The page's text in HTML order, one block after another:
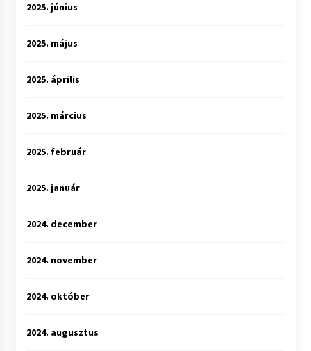
2025. június
2025. május
2025. április
2025. március
2025. február
2025. január
2024. december
2024. november
2024. október
2024. augusztus